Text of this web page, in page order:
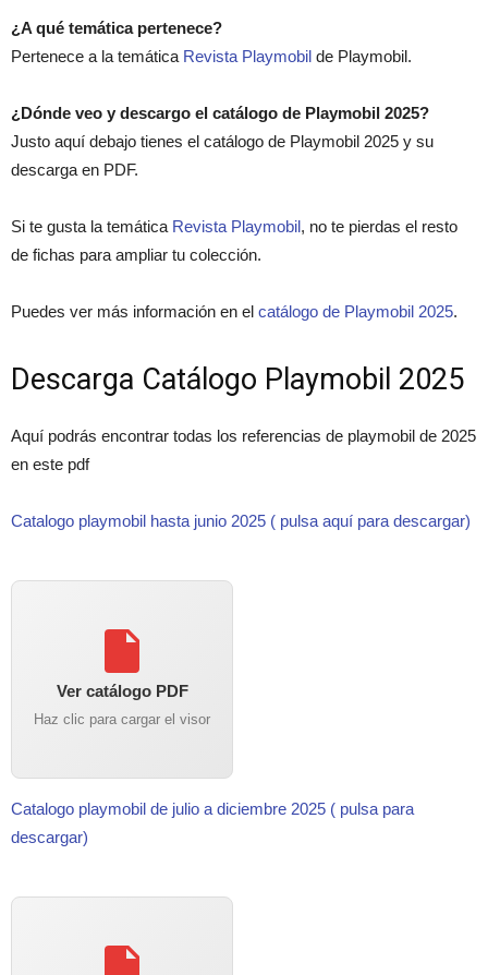
¿A qué temática pertenece?
Pertenece a la temática Revista Playmobil de Playmobil.
¿Dónde veo y descargo el catálogo de Playmobil 2025?
Justo aquí debajo tienes el catálogo de Playmobil 2025 y su
descarga en PDF.
Si te gusta la temática Revista Playmobil, no te pierdas el resto
de fichas para ampliar tu colección.
Puedes ver más información en el catálogo de Playmobil 2025.
Descarga Catálogo Playmobil 2025
Aquí podrás encontrar todas los referencias de playmobil de 2025
en este pdf
Catalogo playmobil hasta junio 2025 ( pulsa aquí para descargar)
Ver catálogo PDF
Haz clic para cargar el visor
Catalogo playmobil de julio a diciembre 2025 ( pulsa para
descargar)